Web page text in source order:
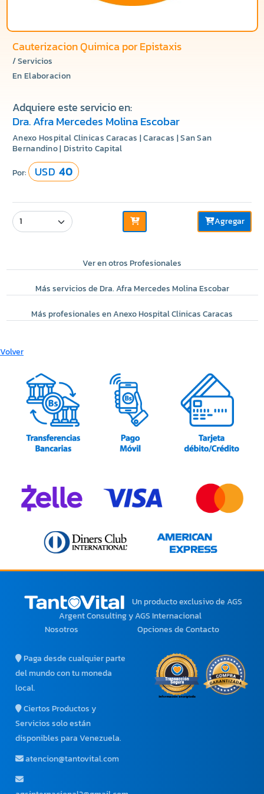
Cauterizacion Quimica por Epistaxis
/ Servicios
En Elaboracion
Adquiere este servicio en:
Dra. Afra Mercedes Molina Escobar
Anexo Hospital Clinicas Caracas | Caracas | San San
Bernandino | Distrito Capital
Por: USD40
Agregar
Ver en otros Profesionales
Más servicios de Dra. Afra Mercedes Molina Escobar
Más profesionales en Anexo Hospital Clinicas Caracas
Volver
Un producto exclusivode AGS
Argent Consulting y AGS Internacional
Nosotros
Opciones de Contacto
Paga desde cualquier parte
del mundo con tu moneda
local.
Ciertos Productos y
Servicios solo están
disponibles para Venezuela.
atencion@tantovital.com